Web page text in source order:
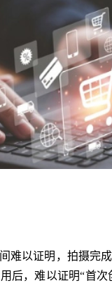
难以证明，拍摄完
后，难以证明“首次